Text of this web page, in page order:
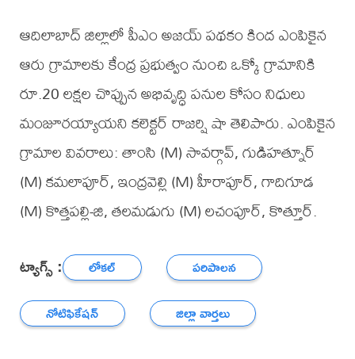
ఆదిలాబాద్ జిల్లాలో పీఎం అజయ్ పథకం కింద ఎంపికైన
ఆరు గ్రామాలకు కేంద్ర ప్రభుత్వం నుంచి ఒక్కో గ్రామానికి
రూ.20 లక్షల చొప్పున అభివృద్ధి పనుల కోసం నిధులు
మంజూరయ్యాయని కలెక్టర్ రాజర్షి షా తెలిపారు. ఎంపికైన
గ్రామాల వివరాలు: తాంసి (M) సావర్గావ్, గుడిహత్నూర్
(M) కమలాపూర్, ఇంద్రవెల్లి (M) హీరాపూర్, గాదిగూడ
(M) కొత్తపల్లి-జి, తలమడుగు (M) లచంపూర్, కొత్తూర్.
ట్యాగ్స్ : లోకల్
పరిపాలన
నోటిఫికేషన్
జిల్లా వార్తలు